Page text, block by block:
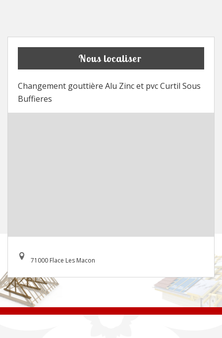
Nous localiser
Changement gouttière Alu Zinc et pvc Curtil Sous
Buffieres
71000 Flace Les Macon